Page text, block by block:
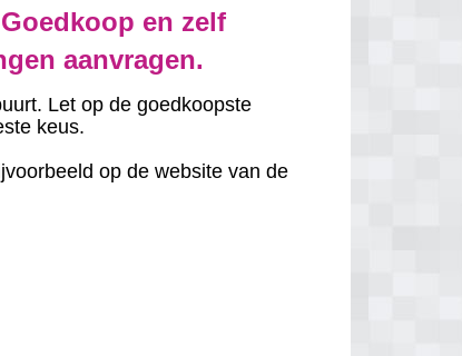
en zelf
aanvragen.
Let op de goedkoopste
keus.
op de website van de